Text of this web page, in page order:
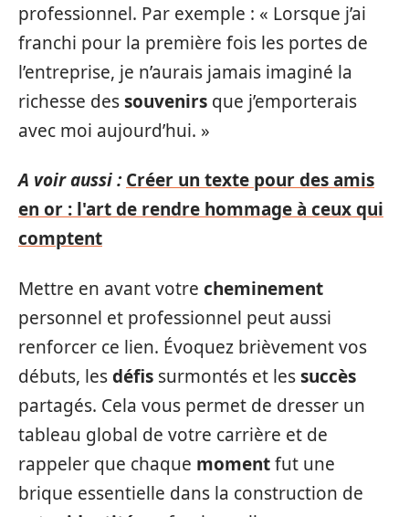
professionnel. Par exemple : « Lorsque j’ai
franchi pour la première fois les portes de
l’entreprise, je n’aurais jamais imaginé la
richesse dessouvenirs que j’emporterais
avec moi aujourd’hui. »
A voir aussi : Créer un texte pour des amis
en or : l'art de rendre hommage à ceux qui
comptent
Mettre en avant votre cheminement
personnel et professionnel peut aussi
renforcer ce lien. Évoquez brièvement vos
débuts, lesdéfis surmontés et lessuccès
partagés. Cela vous permet de dresser un
tableau global de votre carrière et de
rappeler que chaque momentfut une
brique essentielle dans la construction de